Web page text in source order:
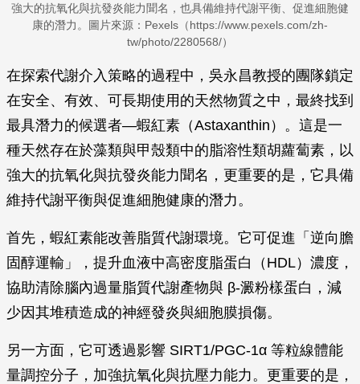
強大的抗氧化與抗發炎能力聞名，也具備維持代謝平衡、促進細胞健
康的潛力。圖片來源：Pexels（https://www.pexels.com/zh-
tw/photo/2280568/）
在探索代謝介入策略的過程中，吳永昌教授的團隊鎖定
在安全、有效、可長期使用的天然物質之中，最終找到
最具潛力的候選者—蝦紅素（Astaxanthin）。這是一
種天然存在於藻類與甲殼類中的脂溶性類胡蘿蔔素，以
強大的抗氧化與抗發炎能力聞名，更重要的是，它具備
維持代謝平衡與促進細胞健康的潛力。
首先，蝦紅素能改善脂質代謝環境。它可促進「逆向膽
固醇運輸」，提升血液中高密度脂蛋白（HDL）濃度，
協助清除腦內過量脂質代謝產物與 β-澱粉樣蛋白，減
少因其堆積造成的神經發炎與細胞膜損傷。
另一方面，它可透過影響 SIRT1/PGC-1α 等粒線體能
量調控分子，加強抗氧化與抗壓力能力。更重要的是，